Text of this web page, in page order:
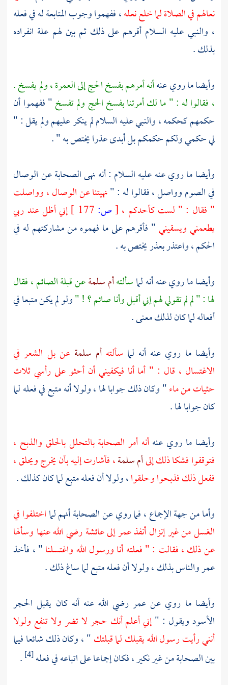
نعالهم في الصلاة لما خلع نعله، ففهموا وجوب المتابعة له في فعله
، والنبي عليه السلام أقرهم على ذلك ثم بين لهم علة انفراده
بذلك .
وأيضا ما روي عنهأنه أمرهم بفسخ الحج إلى العمرة ، ولم يفسخ .
، فقالوا له : " ما لك أمرتنا بفسخ الحج ولم تفسخ" ففهموا أن
حكمهم كحكمه ، والنبي عليه السلام لم ينكر عليهم ولم يقل : "
لي حكمي ولكم حكمكم بل أبدى عذرا يختص به " .
وأيضا ما روي عنه عليه السلام : أنه نهى الصحابة عن الوصال
في الصوم وواصل ، فقالوا له : "نهيتنا عن الوصال ، وواصلت
" فقال : " لست كأحدكم ، [ص:
إني أظل عند ربي
يطعمني ويسقيني" فأقرهم على ما فهموه من مشاركتهم له في
الحكم ، واعتذر بعذر يختص به .
وأيضا ما روي عنه أنه لماسألتهأم سلمةعن قبلة الصائم ، فقال
لها : " لم لم تقولي لهم إني أقبل وأنا صائم ؟ ! "ولو لم يكن متبعا في
أفعاله لما كان لذلك معنى .
وأيضا ما روي عنه أنه لما سألتهأم سلمةعن بل الشعر في
الاغتسال ، قال : " أما أنا فيكفيني أن أحثو على رأسي ثلاث
حثيات من ماء" وكان ذلك جوابا لها ، ولولا أنه متبع في فعله لما
كان جوابا لها .
وأيضا ما روي عنهأنه أمر الصحابة بالتحلل بالحلق والذبح ،
فتوقفوا فشكا ذلك إلىأم سلمة، فأشارت إليه بأن يخرج ويحلق ،
ففعل ذلك فذبحوا وحلقوا، ولولا أن فعله متبع لما كان كذلك .
وأما من جهة الإجماع ، فما روي عن الصحابة أنهم لمااختلفوا في
الغسل من غير إنزال أنفذعمرإلىعائشةرضي الله عنها وسألها
عن ذلك ، فقالت : " فعلته أنا ورسول الله واغتسلنا" ، فأخذ
عمروالناس بذلك ، ولولا أن فعله متبع لما ساغ ذلك .
وأيضا ما روي عن عمر رضي الله عنه أنه كان يقبل الحجر
الأسود ويقول : "إني أعلم أنك حجر لا تضر ولا تنفع ولولا
أنني رأيت رسول الله يقبلك لما قبلتك" ، وكان ذلك شائعا فيما
بين الصحابة من غير نكير ، فكان إجماعا على اتباعه في فعله[4]
.